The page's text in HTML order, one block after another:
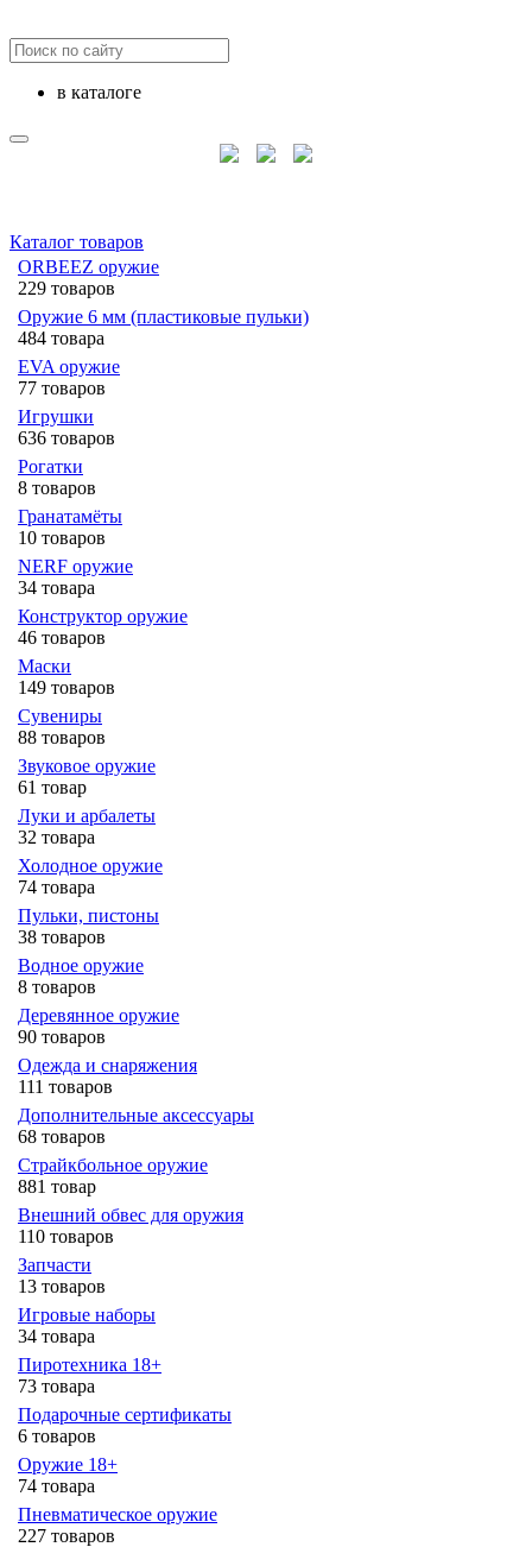
в каталоге
Каталог товаров
ORBEEZ оружие
229 товаров
Оружие 6 мм (пластиковые пульки)
484 товара
EVA оружие
77 товаров
Игрушки
636 товаров
Рогатки
8 товаров
Гранатамёты
10 товаров
NERF оружие
34 товара
Конструктор оружие
46 товаров
Маски
149 товаров
Сувениры
88 товаров
Звуковое оружие
61 товар
Луки и арбалеты
32 товара
Холодное оружие
74 товара
Пульки, пистоны
38 товаров
Водное оружие
8 товаров
Деревянное оружие
90 товаров
Одежда и снаряжения
111 товаров
Дополнительные аксессуары
68 товаров
Страйкбольное оружие
881 товар
Внешний обвес для оружия
110 товаров
Запчасти
13 товаров
Игровые наборы
34 товара
Пиротехника 18+
73 товара
Подарочные сертификаты
6 товаров
Оружие 18+
74 товара
Пневматическое оружие
227 товаров